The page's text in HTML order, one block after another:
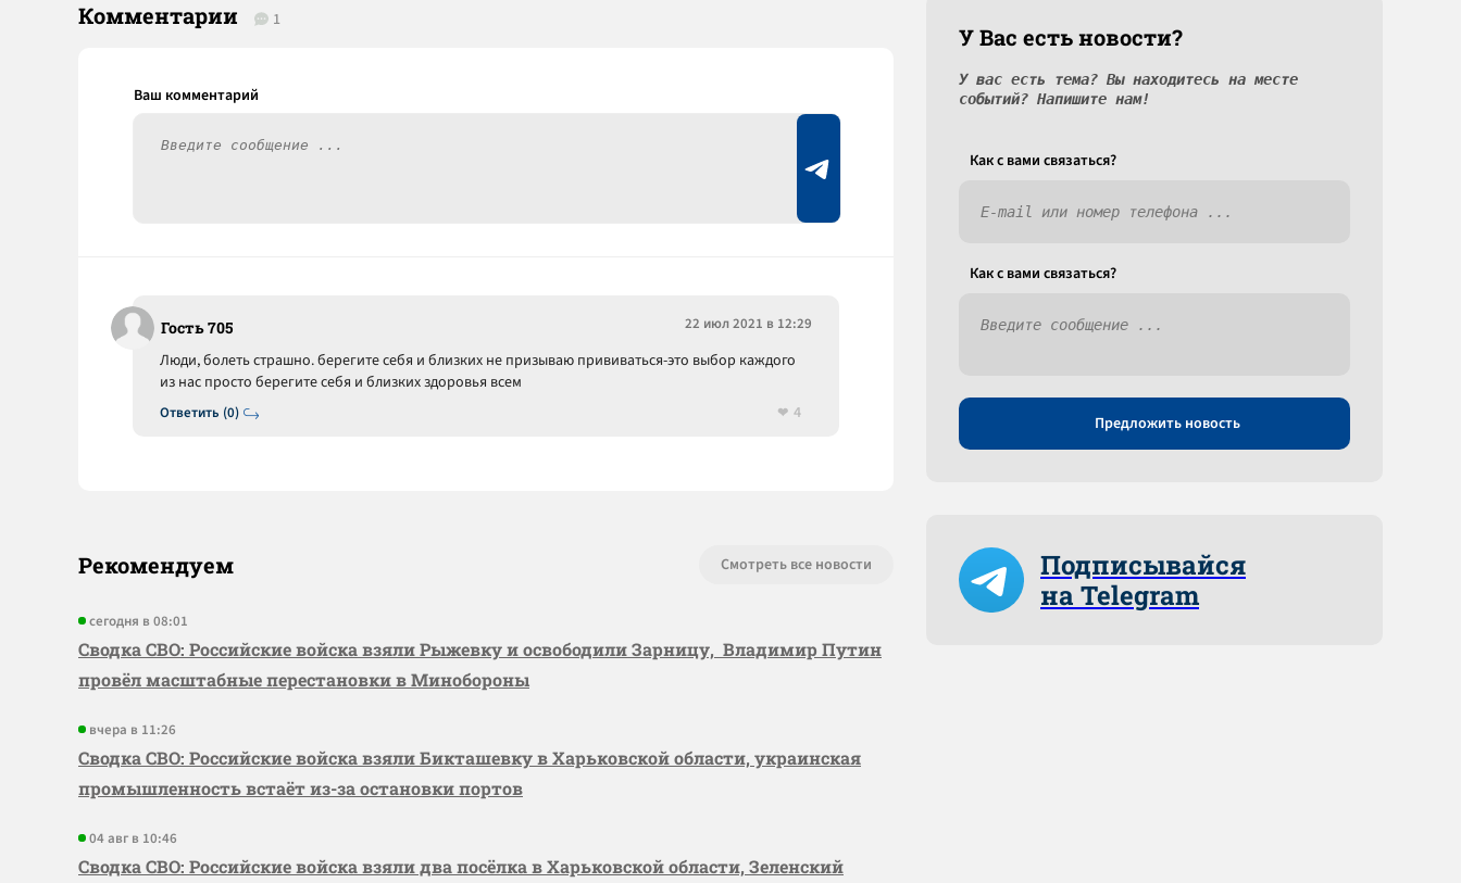
Комментарии 1
Гость 705 22 июл 2021 в 12:29
Ответить (0)
Люди, болеть страшно. берегите себя и близких не призываю прививаться-это выбор каждого
из нас просто берегите себя и близких здоровья всем
4
Рекомендуем Смотреть все новости
сегодня в 08:01
Сводка СВО: Российские войска взяли Рыжевку и освободили Зарницу, Владимир Путин
провёл масштабные перестановки в Минобороны
вчера в 11:26
Сводка СВО: Российские войска взяли Бикташевку в Харьковской области, украинская
промышленность встаёт из-за остановки портов
04 авг в 10:46
Сводка СВО: Российские войска взяли два посёлка в Харьковской области, Зеленский
У Вас есть новости?
У вас есть тема? Вы находитесь на месте
событий? Напишите нам!
Как c вами связаться?
Как c вами связаться?
Предложить новость
Подписывайся
на Telegram